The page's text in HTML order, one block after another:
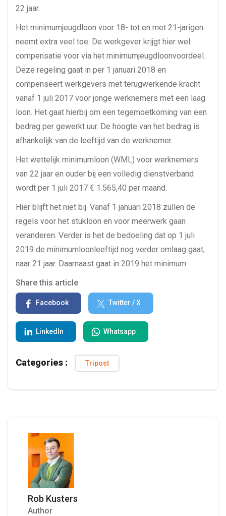
22 jaar.
Het minimumjeugdloon voor 18- tot en met 21-jarigen
neemt extra veel toe. De werkgever krijgt hier wel
compensatie voor via het minimumjeugdloonvoordeel.
Deze regeling gaat in per 1 januari 2018 en
compenseert werkgevers met terugwerkende kracht
vanaf 1 juli 2017 voor jonge werknemers met een laag
loon. Het gaat hierbij om een tegemoetkoming van een
bedrag per gewerkt uur. De hoogte van het bedrag is
afhankelijk van de leeftijd van de werknemer.
Het wettelijk minimumloon (WML) voor werknemers
van 22 jaar en ouder bij een volledig dienstverband
wordt per 1 juli 2017 € 1.565,40 per maand.
Hier blijft het niet bij. Vanaf 1 januari 2018 zullen de
regels voor het stukloon en voor meerwerk gaan
veranderen. Verder is het de bedoeling dat op 1 juli
2019 de minimumloonleeftijd nog verder omlaag gaat;
naar 21 jaar. Daarnaast gaat in 2019 het minimum
Share this article
Facebook Twitter / X
LinkedIn Whatsapp
Categories : Tripost
Rob Kusters
Author